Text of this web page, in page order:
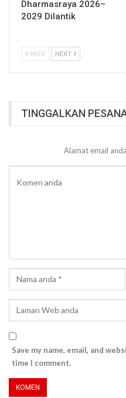
Dharmasraya 2026–
2029 Dilantik
PREV NEXT
TINGGALKAN
Alamat email
Save my name, email, and
time I comment.